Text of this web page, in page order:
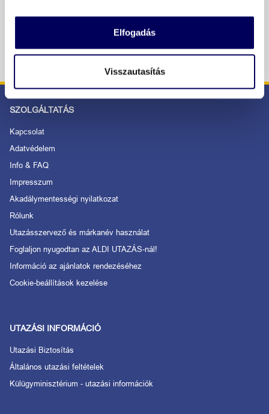
Elfogadás
Visszautasítás
SZOLGÁLTATÁS
Kapcsolat
Adatvédelem
Info & FAQ
Impresszum
Akadálymentességi nyilatkozat
Rólunk
Utazásszervező és márkanév használat
Foglaljon nyugodtan az ALDI UTAZÁS-nál!
Információ az ajánlatok rendezéséhez
Cookie-beállítások kezelése
UTAZÁSI INFORMÁCIÓ
Utazási Biztosítás
Általános utazási feltételek
Külügyminisztérium - utazási információk